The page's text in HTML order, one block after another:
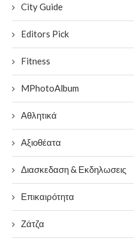
City Guide
Editors Pick
Fitness
MPhotoAlbum
Αθλητικά
Αξιοθέατα
Διασκεδαση & Εκδηλωσεις
Επικαιρότητα
Ζάτζα